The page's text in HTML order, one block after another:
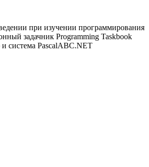
при изучении программирования
задачник Programming Taskbook
система PascalABC.NET